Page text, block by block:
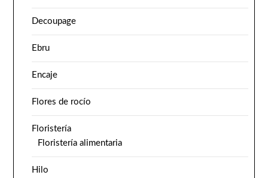
Decoupage
Ebru
Encaje
Flores de rocío
Floristería
Floristería alimentaria
Hilo